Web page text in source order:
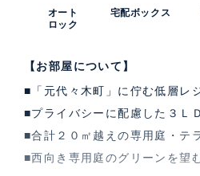
オート
ロック
宅配ボックス
【お部屋について】
■「元代々木町」に佇む低層レ
■プライバシーに配慮した３Ｌ
■合計２０㎡越えの専用庭・テ
■西向き専用庭のグリーンを望